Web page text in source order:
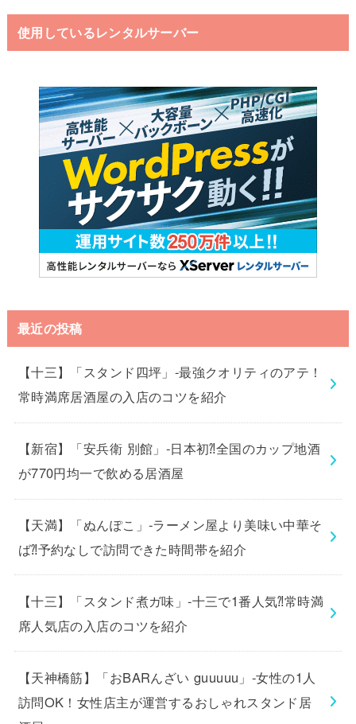
使用しているレンタルサーバー
最近の投稿
【十三】「スタンド四坪」-最強クオリティのアテ！
常時満席居酒屋の入店のコツを紹介
【新宿】「安兵衛 別館」-日本初⁈全国のカップ地酒
が770円均一で飲める居酒屋
【天満】「ぬんぽこ」-ラーメン屋より美味い中華そ
ば⁈予約なしで訪問できた時間帯を紹介
【十三】「スタンド煮ガ味」-十三で1番人気⁈常時満
席人気店の入店のコツを紹介
【天神橋筋】「おBARんざい guuuuu」-女性の1人
訪問OK！女性店主が運営するおしゃれスタンド居